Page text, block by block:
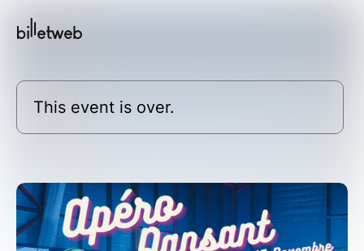
This event is over.